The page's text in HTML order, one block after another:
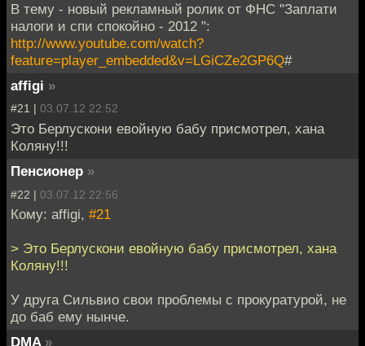
В тему - новый рекламный ролик от ФНС "Заплати
налоги и спи спокойно - 2012 ":
http://www.youtube.com/watch?
feature=player_embedded&v=LGiCZe2GP6Q#
affigi »
#21 | 03.07.12 22:52
Это Берлускони евойную бабу присмотрел, хана
Коляну!!!
Пенсионер »
#22 | 03.07.12 22:56
Кому: affigi, #21
> Это Берлускони евойную бабу присмотрел, хана
Коляну!!!
У друга Сильвио свои проблемы с прокуратурой, не
до баб ему нынче.
DMA »